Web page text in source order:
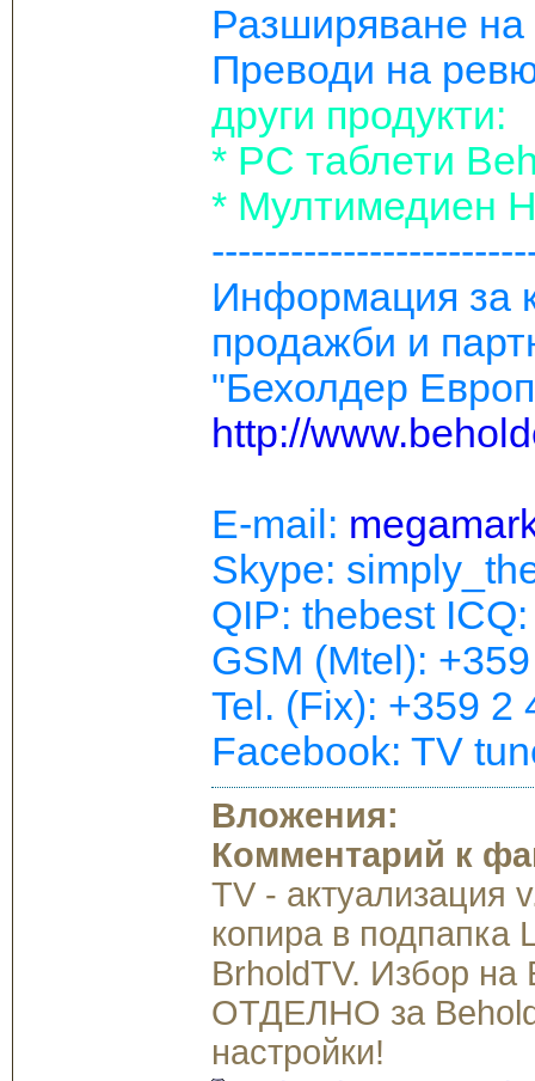
Разширяване
Преводи на
други продукти:
* РС таблети
* Мултимедиен
Информация за
продажби и
"Бехолдер
http://
E-mail:
Skype:
QIP: thebest
GSM (Mtel):
Tel. (Fix): +359 2
Facebook: TV
Вложения:
Комментарий к
TV - актуализация
копира в подпапка
BrholdTV. Избор на
ОТДЕЛНО за
настройки!